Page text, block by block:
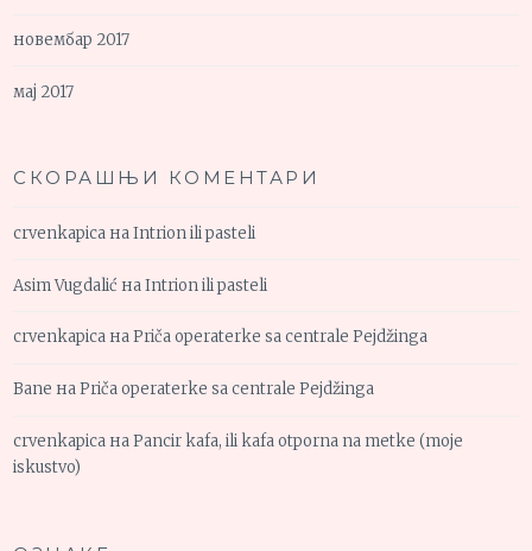
новембар 2017
мај 2017
СКОРАШЊИ КОМЕНТАРИ
crvenkapica наIntrion ili pasteli
Asim Vugdalić наIntrion ili pasteli
crvenkapica наPriča operaterke sa centrale Pejdžinga
Bane наPriča operaterke sa centrale Pejdžinga
crvenkapica наPancir kafa, ili kafa otporna na metke (moje
iskustvo)